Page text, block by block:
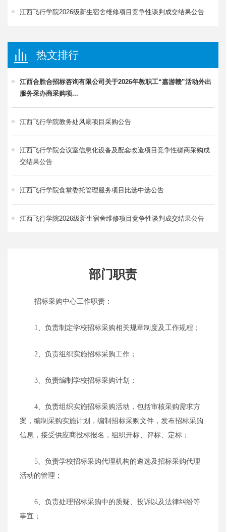
江西飞行学院2026级新生宿舍维修项目竞争性谈判成交结果公告
热文排行
江西合胜合招标咨询有限公司关于2026年教职工“嘉游赣”活动外出
服务采办商采购项...
江西飞行学院教务处风扇项目采购公告
江西飞行学院会议室信息化设备及配套改造项目竞争性磋商采购成
交结果公告
江西飞行学院食堂委托管理服务项目比选中选公告
江西飞行学院2026级新生宿舍维修项目竞争性谈判成交结果公告
部门职责
招标采购中心工作职责：
1、负责制定学校招标采购相关规章制度及工作规程；
2、负责组织实施招标采购工作；
3、负责编制学校招标采购计划；
4、负责组织实施招标采购活动，包括审核采购需求方
案，编制采购实施计划，编制招标采购文件，发布招标采购
信息，接受供应商投标报名，组织开标、评标、定标；
5、负责学校招标采购代理机构的遴选及招标采购代理
活动的管理；
6、负责处理招标采购中的质疑、投诉以及法律纠纷等
事宜；